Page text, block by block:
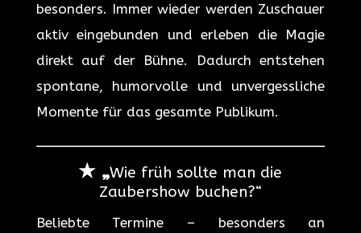
besonders. Immer wieder werden Zuschauer
aktiv eingebunden und erleben die Magie
direkt auf der Bühne. Dadurch entstehen
spontane, humorvolle und unvergessliche
Momente für das gesamte Publikum.
★ „Wie früh sollte man die
Zaubershow buchen?“
Beliebte Termine – besonders an